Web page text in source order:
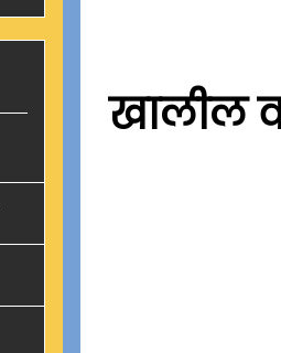
खालील